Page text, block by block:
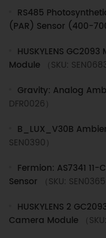
RS485
(PAR) Sensor (400-
HUSKYLENS
Module （SKU:
Gravity: Analog
DFR0026）
B_LUX_V30B
SEN0390）
Fermion: AS7341
Sensor
（SKU: SEN0365
HUSKYLENS 2
Camera Module （